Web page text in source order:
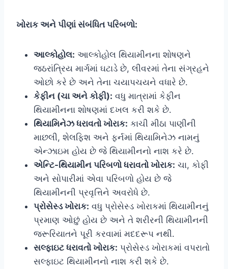
ખોરાક અને પીણાં સંબંધિત પરિબળો:
આલ્કોહોલ: આલ્કોહોલ થિયામીનના શોષણને
જઠરાંત્રિય માર્ગમાં ઘટાડે છે, લીવરમાં તેના સંગ્રહને
ઓછો કરે છે અને તેના ચયાપચયને વધારે છે.
કેફીન (ચા અને કોફી): વધુ માત્રામાં કેફીન
થિયામીનના શોષણમાં દખલ કરી શકે છે.
થિયામિનેઝ ધરાવતો ખોરાક: કાચી મીઠા પાણીની
માછલી, શેલફિશ અને ફર્નમાં થિયામિનેઝ નામનું
એન્ઝાઇમ હોય છે જે થિયામીનનો નાશ કરે છે.
એન્ટિ-થિયામીન પરિબળો ધરાવતો ખોરાક: ચા, કોફી
અને સોપારીમાં એવા પરિબળો હોય છે જે
થિયામીનની પ્રવૃત્તિને અવરોધે છે.
પ્રોસેસ્ડ ખોરાક: વધુ પ્રોસેસ્ડ ખોરાકમાં થિયામીનનું
પ્રમાણ ઓછું હોય છે અને તે શરીરની થિયામીનની
જરૂરિયાતને પૂરી કરવામાં મદદરૂપ નથી.
સલ્ફાઇટ ધરાવતો ખોરાક: પ્રોસેસ્ડ ખોરાકમાં વપરાતો
સલ્ફાઇટ થિયામીનનો નાશ કરી શકે છે.